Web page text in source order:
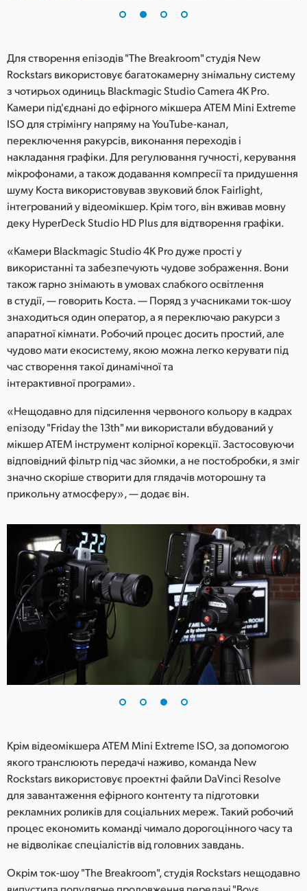
Для створення епізодів "The Breakroom" студія New
Rockstars використовує багатокамерну знімальну систему
з чотирьох одиниць Blackmagic Studio Camera 4K Pro.
Камери під'єднані до ефірного мікшера ATEM Mini Extreme
ISO для стрімінгу напряму на YouTube-канал,
переключення ракурсів, виконання переходів і
накладання графіки. Для регулювання гучності, керування
мікрофонами, а також додавання компресії та придушення
шуму Коста використовував звуковий блок Fairlight,
інтегрований у відеомікшер. Крім того, він вживав мовну
деку HyperDeck Studio HD Plus для відтворення графіки.
«Камери Blackmagic Studio 4K Pro дуже прості у
використанні та забезпечують чудове зображення. Вони
також гарно знімають в умовах слабкого освітлення
в студії, — говорить Коста. — Поряд з учасниками ток-шоу
знаходиться один оператор, а я переключаю ракурси з
апаратної кімнати. Робочий процес досить простий, але
чудово мати екосистему, якою можна легко керувати під
час створення такої динамічної та
інтерактивної програми».
«Нещодавно для підсилення червоного кольору в кадрах
епізоду "Friday the 13th" ми використали вбудований у
мікшер ATEM інструмент колірної корекції. Застосовуючи
відповідний фільтр під час зйомки, а не постобробки, я зміг
значно скоріше створити для глядачів моторошну та
прикольну атмосферу», — додає він.
Крім відеомікшера ATEM Mini Extreme ISO, за допомогою
якого транслюють передачі наживо, команда New
Rockstars використовує проектні файли DaVinci Resolve
для завантаження ефірного контенту та підготовки
рекламних роликів для соціальних мереж. Такий робочий
процес економить команді чимало дорогоцінного часу та
не відволікає спеціалістів від головних завдань.
Окрім ток-шоу "The Breakroom", студія Rockstars нещодавно